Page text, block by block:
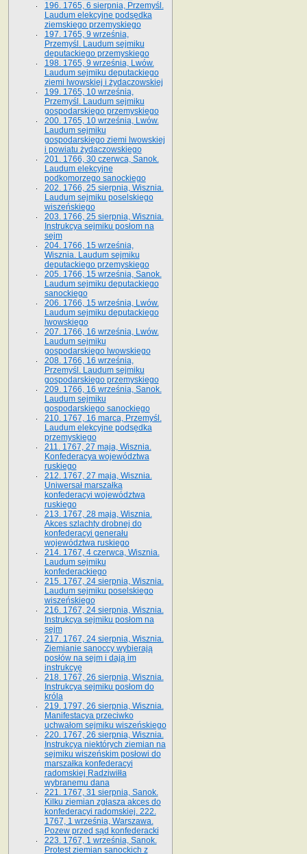
196. 1765, 6 sierpnia, Przemyśl.
Laudum elekcyjne podsędka
ziemskiego przemyskiego
197. 1765, 9 września,
Przemyśl. Laudum sejmiku
deputackiego przemyskiego
198. 1765, 9 września, Lwów.
Laudum sejmiku deputackiego
ziemi lwowskiej i żydaczowskiej
199. 1765, 10 września,
Przemyśl. Laudum sejmiku
gospodarskiego przemyskiego
200. 1765, 10 września, Lwów.
Laudum sejmiku
gospodarskiego ziemi lwowskiej
i powiatu żydaczowskiego
201. 1766, 30 czerwca, Sanok.
Laudum elekcyjne
podkomorzego sanockiego
202. 1766, 25 sierpnia, Wisznia.
Laudum sejmiku poselskiego
wiszeńskiego
203. 1766, 25 sierpnia, Wisznia.
Instrukcya sejmiku posłom na
sejm
204. 1766, 15 września,
Wisznia. Laudum sejmiku
deputackiego przemyskiego
205. 1766, 15 września, Sanok.
Laudum sejmiku deputackiego
sanockiego
206. 1766, 15 września, Lwów.
Laudum sejmiku deputackiego
lwowskiego
207. 1766, 16 września, Lwów.
Laudum sejmiku
gospodarskiego lwowskiego
208. 1766, 16 września,
Przemyśl. Laudum sejmiku
gospodarskiego przemyskiego
209. 1766, 16 września, Sanok.
Laudum sejmiku
gospodarskiego sanockiego
210. 1767, 16 marca, Przemyśl.
Laudum elekcyjne podsędka
przemyskiego
211. 1767, 27 maja, Wisznia.
Konfederacya województwa
ruskiego
212. 1767, 27 maja, Wisznia.
Uniwersał marszałka
konfederacyi województwa
ruskiego
213. 1767, 28 maja, Wisznia.
Akces szlachty drobnej do
konfederacyi generału
województwa ruskiego
214. 1767, 4 czerwca, Wisznia.
Laudum sejmiku
konfederackiego
215. 1767, 24 sierpnia, Wisznia.
Laudum sejmiku poselskiego
wiszeńskiego
216. 1767, 24 sierpnia, Wisznia.
Instrukcya sejmiku posłom na
sejm
217. 1767, 24 sierpnia, Wisznia.
Ziemianie sanoccy wybierają
posłów na sejm i dają im
instrukcyę
218. 1767, 26 sierpnia, Wisznia.
Instrukcya sejmiku posłom do
króla
219. 1797, 26 sierpnia, Wisznia.
Manifestacya przeciwko
uchwałom sejmiku wiszeńskiego
220. 1767, 26 sierpnia, Wisznia.
Instrukcya niektórych ziemian na
sejmiku wiszeńskim posłowi do
marszałka konfe­deracyi
radomskiej Radziwiłła
wybranemu dana
221. 1767, 31 sierpnia, Sanok.
Kilku ziemian zgłasza akces do
konfederacyi radomskiej. 222.
1767, 1 września, Warszawa.
Pozew przed sąd konfederacki
223. 1767, 1 września, Sanok.
Protest ziemian sanockich z